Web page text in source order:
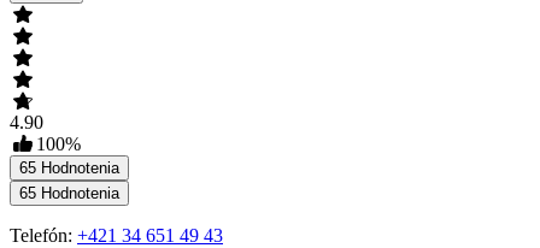
4.90
100%
65 Hodnotenia
65 Hodnotenia
Telefón: +421 34 651 49 43